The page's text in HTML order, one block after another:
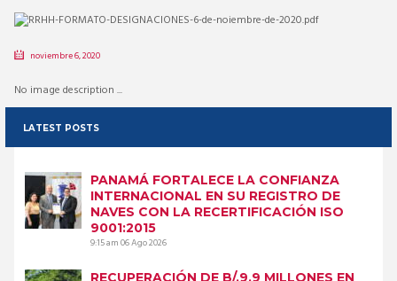
noviembre 6, 2020
No image description ...
LATEST POSTS
PANAMÁ FORTALECE LA CONFIANZA
INTERNACIONAL EN SU REGISTRO DE
NAVES CON LA RECERTIFICACIÓN ISO
9001:2015
9:15 am06 Ago 2026
RECUPERACIÓN DE B/.9.9 MILLONES EN